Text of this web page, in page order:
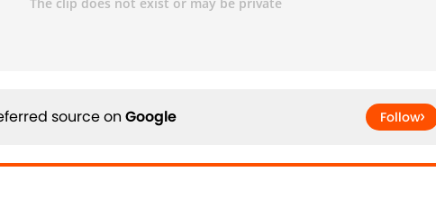
source on Google Follow